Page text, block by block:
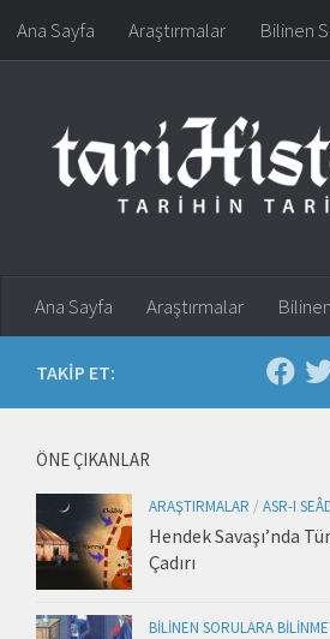
Skip to content
Ana Sayfa Araştırmalar Bilinen
Ana Sayfa Araştırmalar
TAKIP ET:
ÖNE ÇIKANLAR
ARAŞTIRMALAR / ASR-I
Hendek Savaşı’nda
Çadırı
BILINEN SORULARA